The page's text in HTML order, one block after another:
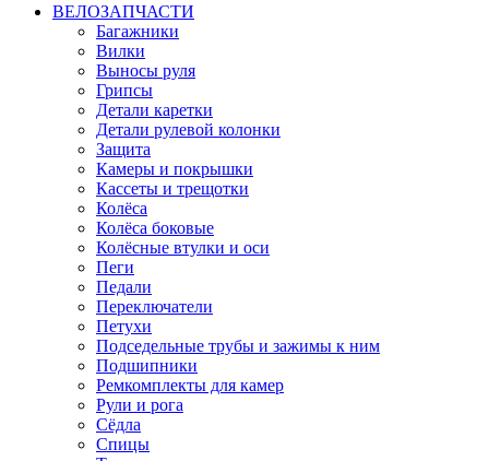
ВЕЛОЗАПЧАСТИ
Багажники
Вилки
Выносы руля
Грипсы
Детали каретки
Детали рулевой колонки
Защита
Камеры и покрышки
Кассеты и трещотки
Колёса
Колёса боковые
Колёсные втулки и оси
Пеги
Педали
Переключатели
Петухи
Подседельные трубы и зажимы к ним
Подшипники
Ремкомплекты для камер
Рули и рога
Сёдла
Спицы